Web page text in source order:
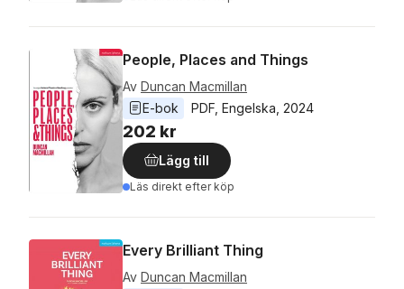
People, Places and Things
Av Duncan Macmillan
E-bok
PDF Engelska 2024
202 kr
Lägg till
Läs direkt efter köp
Every Brilliant Thing
Av Duncan Macmillan